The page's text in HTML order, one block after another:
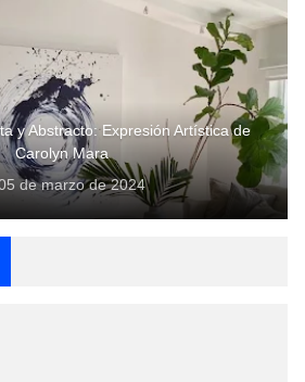
y Abstracto: Expresión Artística de
Carolyn Mara
de marzo de 2024